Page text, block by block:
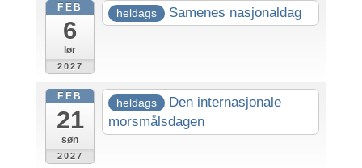
FEB
6
lør
2027
heldags Samenes nasjonaldag
FEB
21
søn
2027
heldags
Den internasjonale
morsmålsdagen